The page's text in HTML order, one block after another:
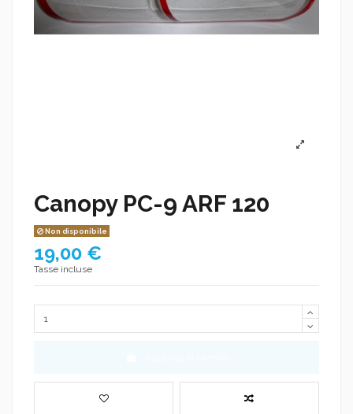
Canopy PC-9 ARF 120
Non disponibile
19,00 €
Tasse incluse